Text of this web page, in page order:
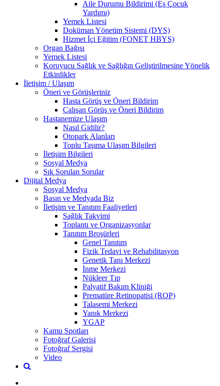
Aile Durumu Bildirimi (Eş Çocuk
Yardımı)
Yemek Listesi
Doküman Yönetim Sistemi (DYS)
Hizmet İçi Eğitim (FONET HBYS)
Organ Bağışı
Yemek Listesi
Koruyucu Sağlık ve Sağlığın Geliştirilmesine Yönelik
Etkinlikler
İletişim / Ulaşım
Öneri ve Görüşleriniz
Hasta Görüş ve Öneri Bildirim
Çalışan Görüş ve Öneri Bildirim
Hastanemize Ulaşım
Nasıl Gidilir?
Otopark Alanları
Toplu Taşıma Ulaşım Bilgileri
İletişim Bilgileri
Sosyal Medya
Sık Sorulan Sorular
Dijital Medya
Sosyal Medya
Basın ve Medyada Biz
İletişim ve Tanıtım Faaliyetleri
Sağlık Takvimi
Toplantı ve Organizasyonlar
Tanıtım Broşürleri
Genel Tanıtım
Fizik Tedavi ve Rehabilitasyon
Genetik Tanı Merkezi
İnme Merkezi
Nükleer Tıp
Palyatif Bakım Kliniği
Prematüre Retinopatisi (ROP)
Talasemi Merkezi
Yanık Merkezi
YGAP
Kamu Spotları
Fotoğraf Galerisi
Fotoğraf Sergisi
Video